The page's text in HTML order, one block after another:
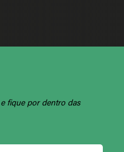
fique por dentro das